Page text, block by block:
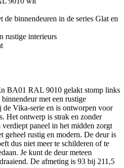
de binnendeuren in de series Glat en
rustige interieurs
BA01 RAL 9010 gelakt stomp links
met een rustige
Vika-serie en is ontworpen voor
Het ontwerp is strak en zonder
paneel in het midden zorgt
rustig en modern. De deur is
dus niet meer te schilderen of te
Je kunt de deur meteen
De afmeting is 93 bij 211,5